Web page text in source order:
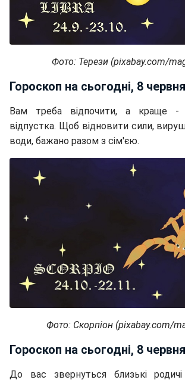
Фото: Терези (pixabay.com/
Гороскоп на сьогодні, 8
Вам треба відпочити, а краще -
відпустка. Щоб відновити сили,
води, бажано разом з сім'єю.
Фото: Скорпіон (pixabay.com/
Гороскоп на сьогодні, 8
До вас звернуться близькі